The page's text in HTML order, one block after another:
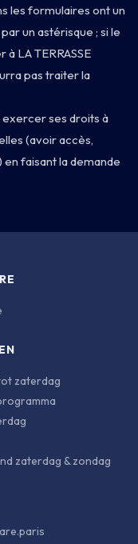
les formulaires ont un
un astérisque ; si le
LA TERRASSE
pas traiter la
ses droits à
(avoir accès,
faisant la demande
zaterdag
zaterdag & zondag